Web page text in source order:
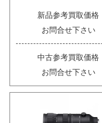
新品参考買取価格
お問合せ下さい
中古参考買取価格
お問合せ下さい